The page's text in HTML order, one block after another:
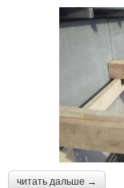
читать дальше →